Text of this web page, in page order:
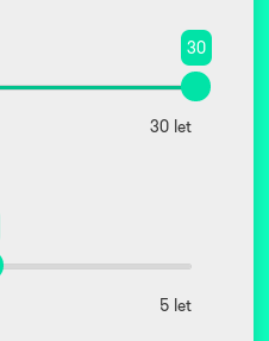
30
30 let
5 let